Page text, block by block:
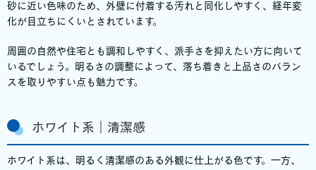
砂に近い色味のため、外壁に付着する汚れと同化しやすく、経年変
化が目立ちにくいとされています。
周囲の自然や住宅とも調和しやすく、派手さを抑えたい方に向いて
いるでしょう。明るさの調整によって、落ち着きと上品さのバラン
スを取りやすい点も魅力です。
ホワイト系｜清潔感
ホワイト系は、明るく清潔感のある外観に仕上がる色です。一方、